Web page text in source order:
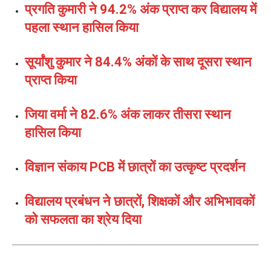
प्रगति कुमारी ने 94.2% अंक प्राप्त कर विद्यालय में
पहला स्थान हासिल किया
सूर्यांशु कुमार ने 84.4% अंकों के साथ दूसरा स्थान
प्राप्त किया
जिया वर्मा ने 82.6% अंक लाकर तीसरा स्थान
हासिल किया
विज्ञान संकाय PCB में छात्रों का उत्कृष्ट प्रदर्शन
विद्यालय प्रबंधन ने छात्रों, शिक्षकों और अभिभावकों
को सफलता का श्रेय दिया